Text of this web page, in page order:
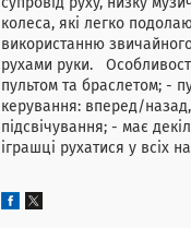
супровід руху, низку
колеса, які легко
використанню
рухами руки.
пультом та браслетом; -
керування: вперед/
підсвічування; - має
іграшці рухатися у всіх